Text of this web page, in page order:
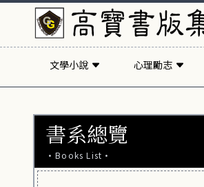
文學小說 心理勵志
書系總覽
·Books List·